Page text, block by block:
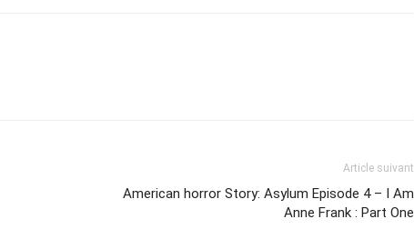
Article suivant
American horror Story: Asylum Episode 4 – I Am
Anne Frank : Part One